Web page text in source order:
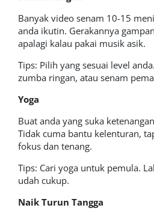
Banyak video senam 10-15
anda ikutin. Gerakannya
apalagi kalau pakai musik asik.
Tips: Pilih yang sesuai level
zumba ringan, atau senam
Yoga
Buat anda yang suka
Tidak cuma bantu kelenturan,
fokus dan tenang.
Tips: Cari yoga untuk pemula.
udah cukup.
Naik Turun Tangga